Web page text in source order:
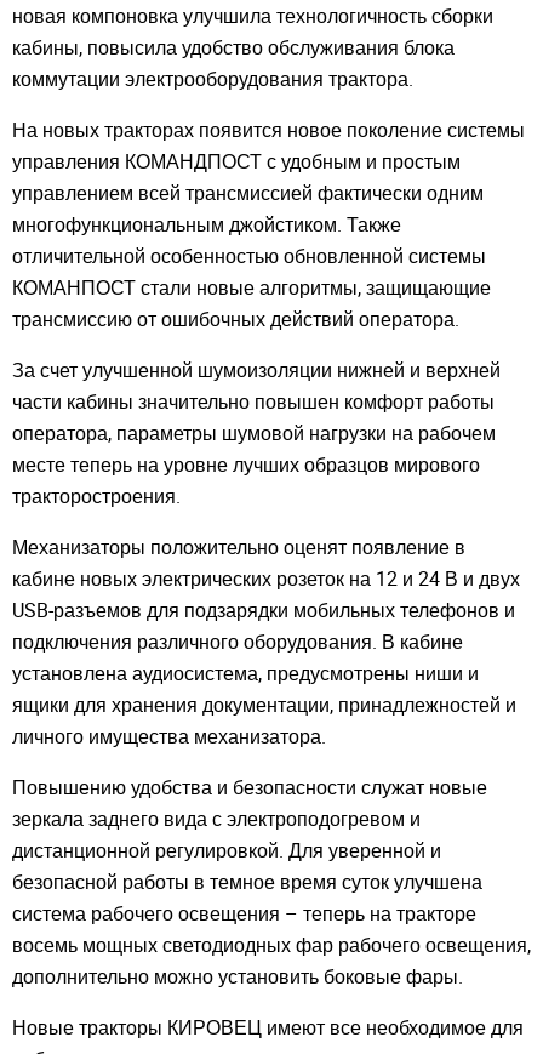
новая компоновка улучшила технологичность сборки
кабины, повысила удобство обслуживания блока
коммутации электрооборудования трактора.
На новых тракторах появится новое поколение системы
управления КОМАНДПОСТ с удобным и простым
управлением всей трансмиссией фактически одним
многофункциональным джойстиком. Также
отличительной особенностью обновленной системы
КОМАНПОСТ стали новые алгоритмы, защищающие
трансмиссию от ошибочных действий оператора.
За счет улучшенной шумоизоляции нижней и верхней
части кабины значительно повышен комфорт работы
оператора, параметры шумовой нагрузки на рабочем
месте теперь на уровне лучших образцов мирового
тракторостроения.
Механизаторы положительно оценят появление в
кабине новых электрических розеток на 12 и 24 В и двух
USB-разъемов для подзарядки мобильных телефонов и
подключения различного оборудования. В кабине
установлена аудиосистема, предусмотрены ниши и
ящики для хранения документации, принадлежностей и
личного имущества механизатора.
Повышению удобства и безопасности служат новые
зеркала заднего вида с электроподогревом и
дистанционной регулировкой. Для уверенной и
безопасной работы в темное время суток улучшена
система рабочего освещения – теперь на тракторе
восемь мощных светодиодных фар рабочего освещения,
дополнительно можно установить боковые фары.
Новые тракторы КИРОВЕЦ имеют все необходимое для
Закрыть окно